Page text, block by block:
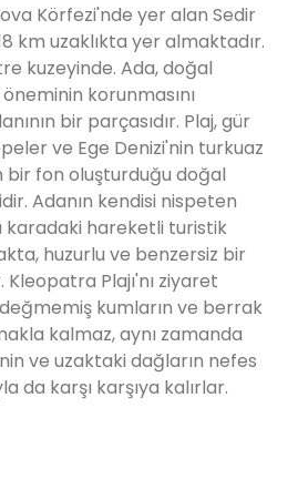
Körfezi'nde yer alan Sedir
km uzaklıkta yer almaktadır.
kuzeyinde. Ada, doğal
korunmasını
bir parçasıdır. Plaj, gür
ve Ege Denizi'nin turkuaz
bir fon oluşturduğu doğal
Adanın kendisi nispeten
karadaki hareketli turistik
huzurlu ve benzersiz bir
Plajı'nı ziyaret
kumların ve berrak
kalmaz, aynı zamanda
ve uzaktaki dağların nefes
da karşı karşıya kalırlar.